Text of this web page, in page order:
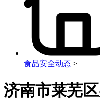
食品安全动态 >
济南市莱芜